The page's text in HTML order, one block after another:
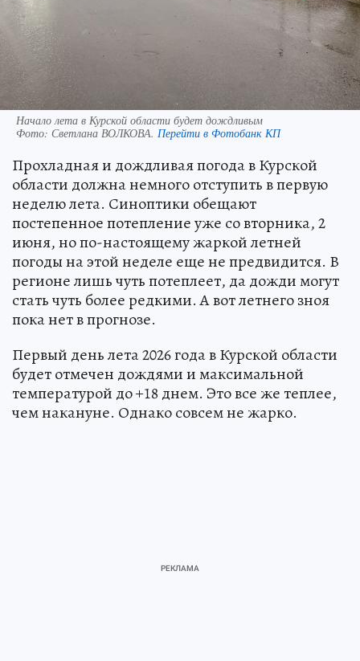
Начало лета в Курской области будет дождливым
Фото: Светлана ВОЛКОВА. Перейти в Фотобанк КП
Прохладная и дождливая погода в Курской
области должна немного отступить в первую
неделю лета. Синоптики обещают
постепенное потепление уже со вторника, 2
июня, но по-настоящему жаркой летней
погоды на этой неделе еще не предвидится. В
регионе лишь чуть потеплеет, да дожди могут
стать чуть более редкими. А вот летнего зноя
пока нет в прогнозе.
Первый день лета 2026 года в Курской области
будет отмечен дождями и максимальной
температурой до +18 днем. Это все же теплее,
чем накануне. Однако совсем не жарко.